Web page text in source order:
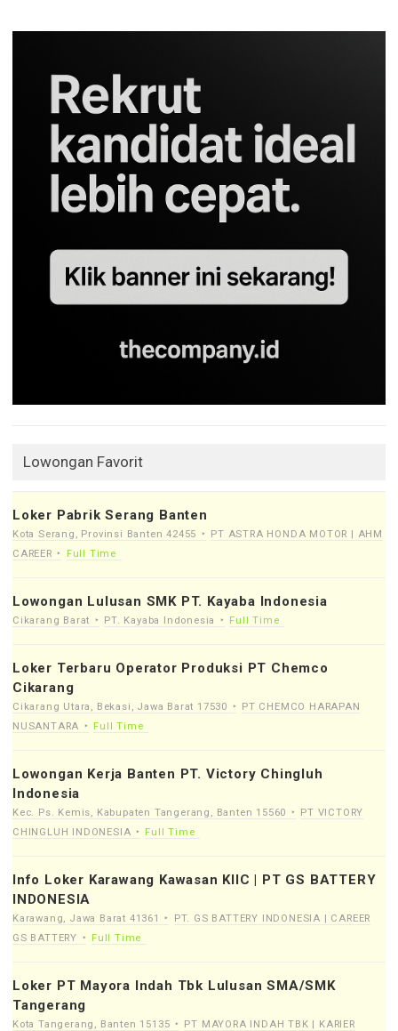
Lowongan Favorit
Loker Pabrik Serang Banten
Kota Serang, Provinsi Banten 42455
PT ASTRA HONDA MOTOR | AHM
CAREER
Full Time
Lowongan Lulusan SMK PT. Kayaba Indonesia
Cikarang Barat PT. Kayaba Indonesia Full Time
Loker Terbaru Operator Produksi PT Chemco
Cikarang
Cikarang Utara, Bekasi, Jawa Barat 17530
PT CHEMCO HARAPAN
NUSANTARA
Full Time
Lowongan Kerja Banten PT. Victory Chingluh
Indonesia
Kec. Ps. Kemis, Kabupaten Tangerang, Banten 15560
PT VICTORY
CHINGLUH INDONESIA
Full Time
Info Loker Karawang Kawasan KIIC | PT GS BATTERY
INDONESIA
Karawang, Jawa Barat 41361
PT. GS BATTERY INDONESIA | CAREER
GS BATTERY
Full Time
Loker PT Mayora Indah Tbk Lulusan SMA/SMK
Tangerang
Kota Tangerang, Banten 15135
PT MAYORA INDAH TBK | KARIER